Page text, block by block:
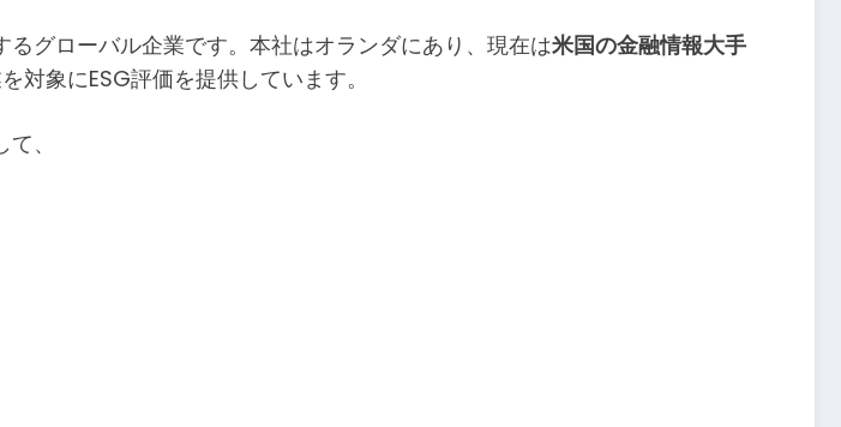
グローバル企業です。本社はオランダにあり、現在は米国の金融情報大手
対象にESG評価を提供しています。
、